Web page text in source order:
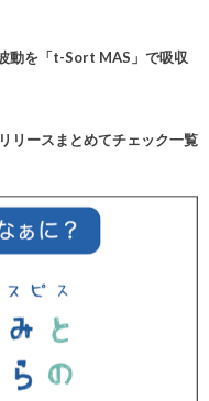
動を「t-Sort MAS」で吸収
リースまとめてチェック一覧